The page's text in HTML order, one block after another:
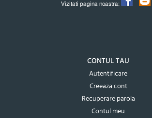
Vizitati pagina noastra:
CONTUL TAU
Autentificare
Creeaza cont
Recuperare parola
Contul meu